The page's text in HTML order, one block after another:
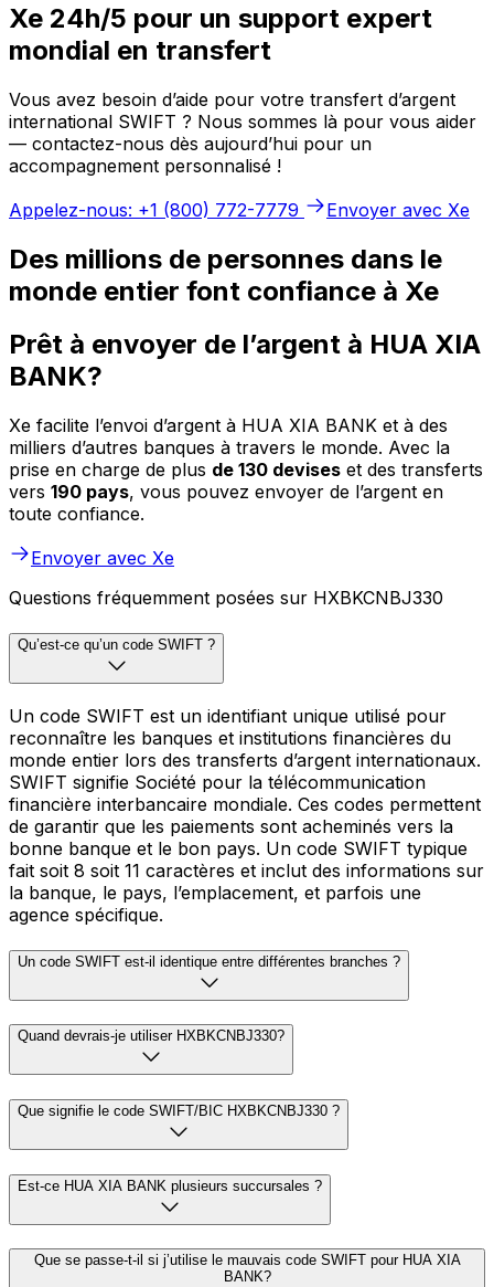
Xe 24h/5 pour un support expert
mondial en transfert
Vous avez besoin d’aide pour votre transfert d’argent
international SWIFT ? Nous sommes là pour vous aider
— contactez-nous dès aujourd’hui pour un
accompagnement personnalisé !
Appelez-nous: +1 (800) 772-7779
Envoyer avec Xe
Des millions de personnes dans le
monde entier font confiance à Xe
Prêt à envoyer de l’argent à HUA XIA
BANK?
Xe facilite l’envoi d’argent à HUA XIA BANK et à des
milliers d’autres banques à travers le monde. Avec la
prise en charge de plus de 130 devises et des transferts
vers 190 pays, vous pouvez envoyer de l’argent en
toute confiance.
Envoyer avec Xe
Questions fréquemment posées sur HXBKCNBJ330
Qu’est-ce qu’un code SWIFT ?
Un code SWIFT est un identifiant unique utilisé pour
reconnaître les banques et institutions financières du
monde entier lors des transferts d’argent internationaux.
SWIFT signifie Société pour la télécommunication
financière interbancaire mondiale. Ces codes permettent
de garantir que les paiements sont acheminés vers la
bonne banque et le bon pays. Un code SWIFT typique
fait soit 8 soit 11 caractères et inclut des informations sur
la banque, le pays, l’emplacement, et parfois une
agence spécifique.
Un code SWIFT est-il identique entre différentes branches ?
Quand devrais-je utiliser HXBKCNBJ330?
Que signifie le code SWIFT/BIC HXBKCNBJ330 ?
Est-ce HUA XIA BANK plusieurs succursales ?
Que se passe-t-il si j’utilise le mauvais code SWIFT pour HUA XIA
BANK?